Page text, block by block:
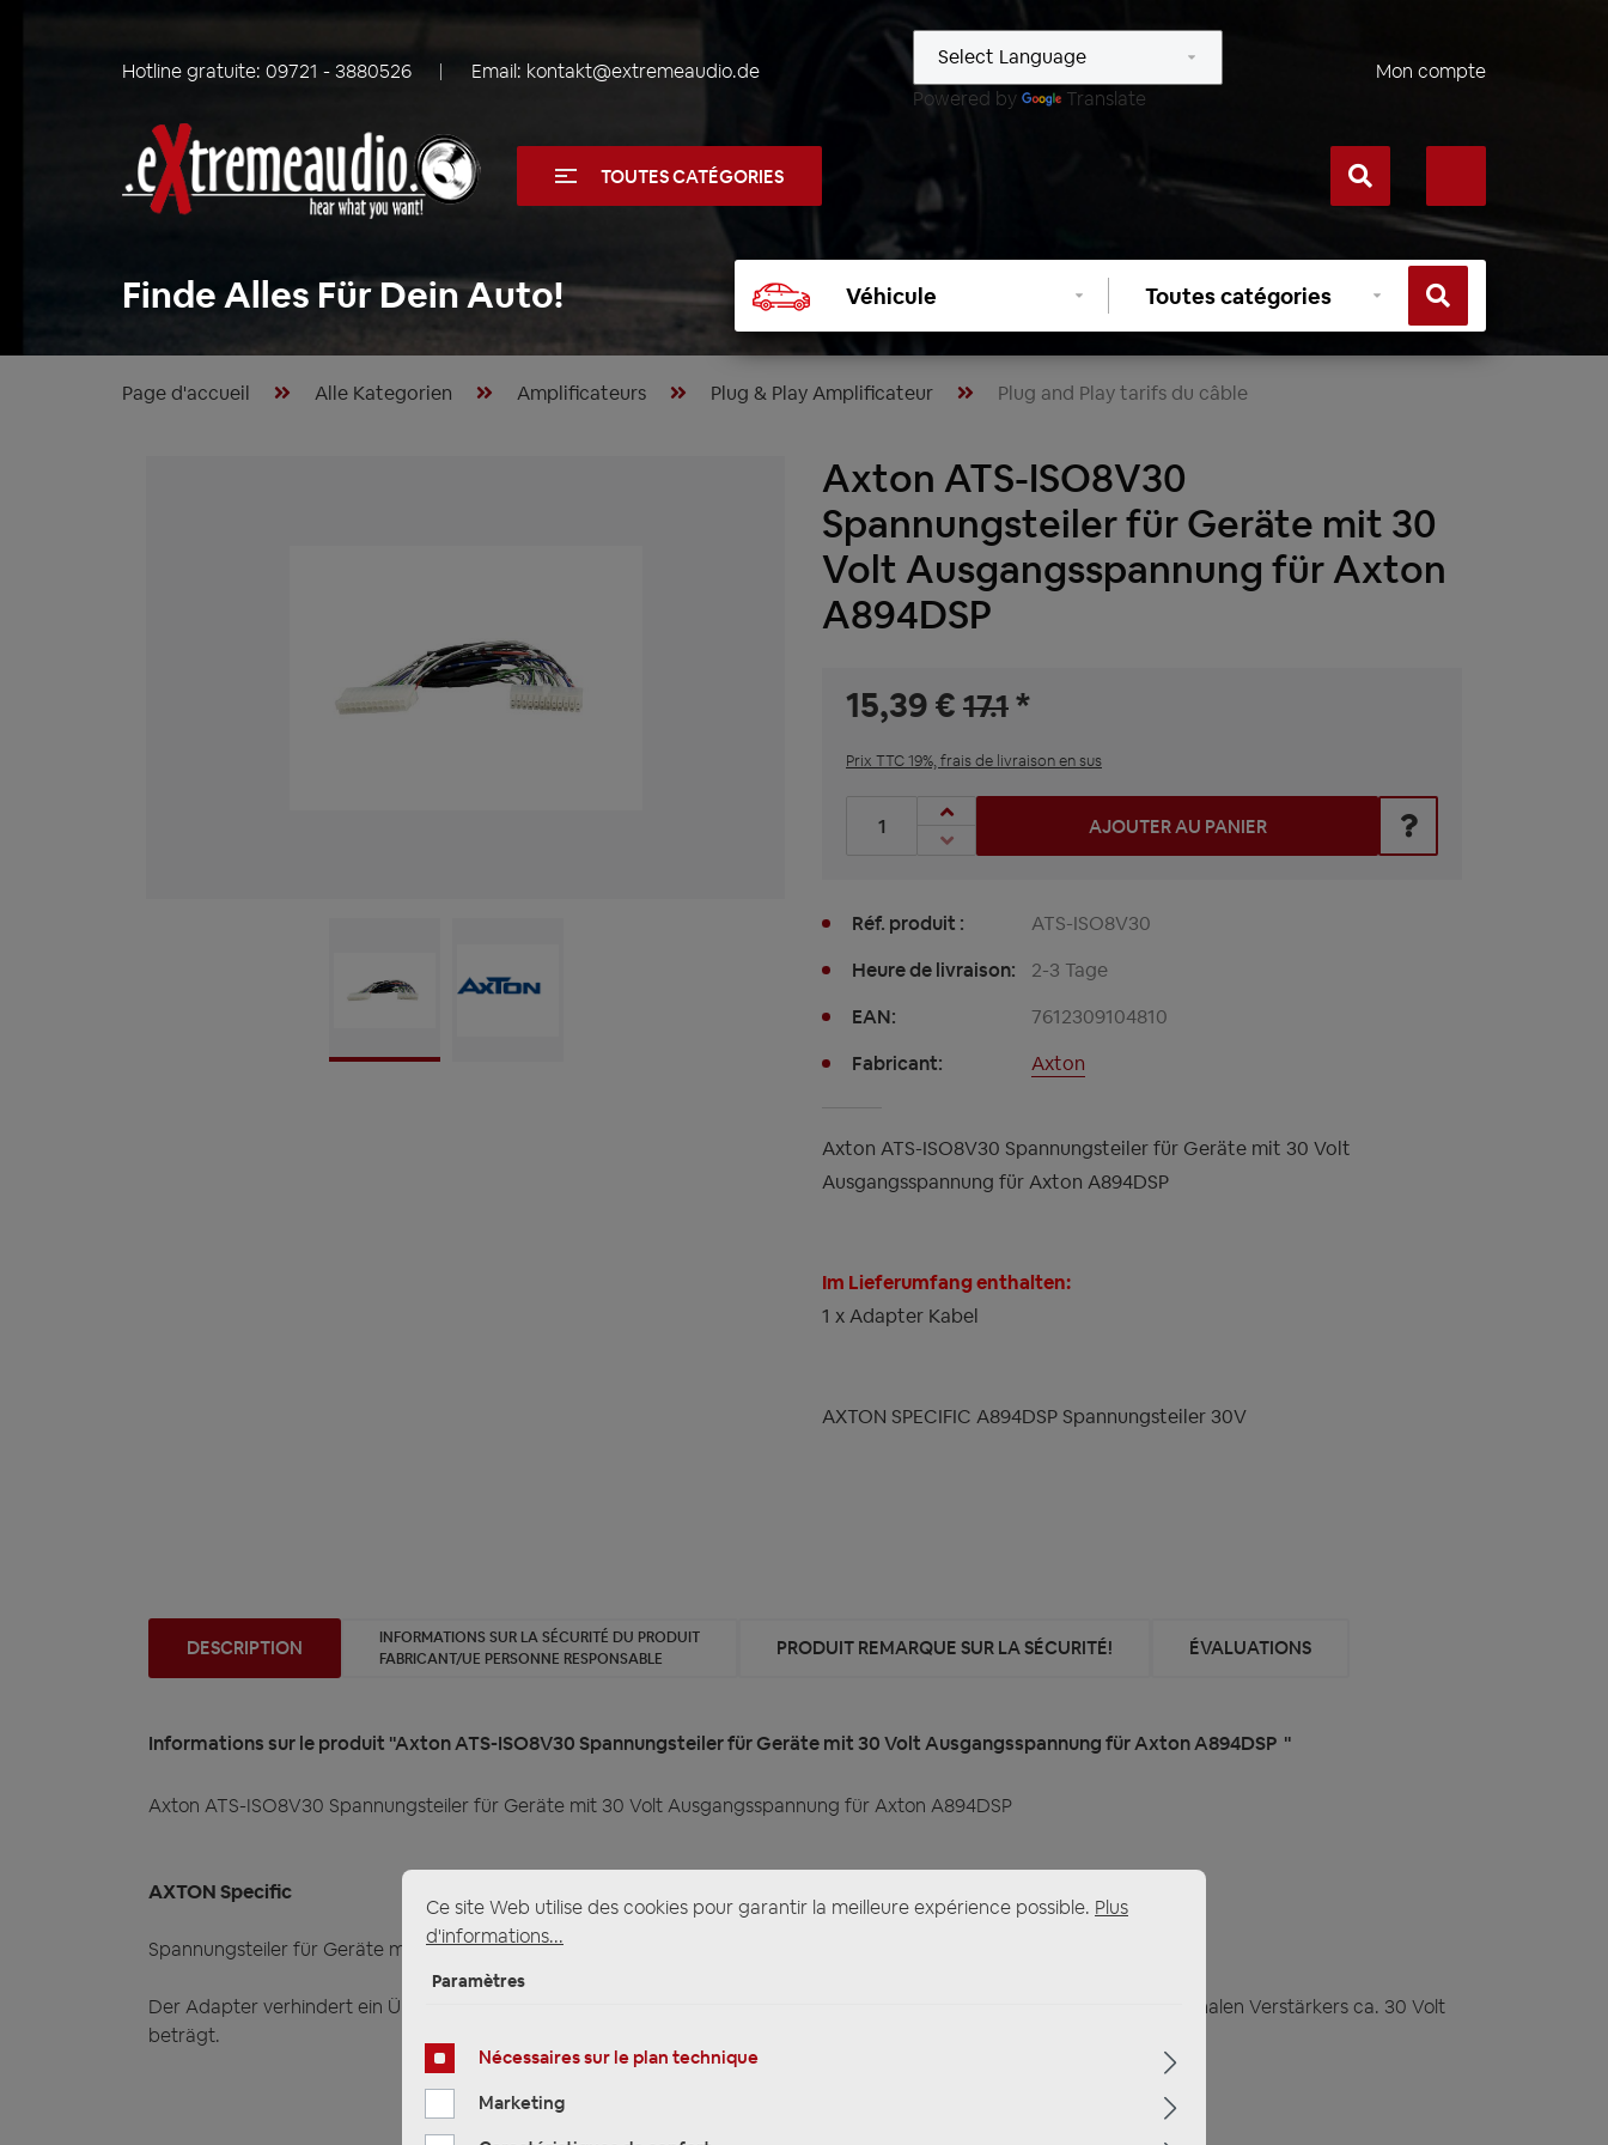
Hotline gratuite: 09721 - 3880526 Email: kontakt@extremeaudio.de
Powered by
Translate
Mon compte
TOUTES CATÉGORIES
Finde Alles Für Dein Auto!
un
véhicule
Sélectionner
catégorie
Page d'accueil Alle Kategorien Amplificateurs Plug & Play Amplificateur Plug and Play tarifs du câble
Axton ATS-ISO8V30
Spannungsteiler für Geräte mit 30
Volt Ausgangsspannung für Axton
A894DSP
15,39 € 17.1*
Prix TTC 19%, frais de livraison en sus
Nombre de produits : entrez la valeur souhaitée ou utilisez les boutons pour augmenter
AJOUTER AU PANIER
Réf. produit :
ATS-ISO8V30
Heure de livraison:
2-3 Tage
EAN:
7612309104810
Fabricant:
Axton
Axton ATS-ISO8V30 Spannungsteiler für Geräte mit 30 Volt
Ausgangsspannung für Axton A894DSP
Im Lieferumfang enthalten:
1 x Adapter Kabel
AXTON SPECIFIC A894DSP Spannungsteiler 30V
DESCRIPTION
INFORMATIONS SUR LA SÉCURITÉ DU PRODUIT
FABRICANT/UE PERSONNE RESPONSABLE
PRODUIT REMARQUE SUR LA SÉCURITÉ! ÉVALUATIONS
Informations sur le produit "Axton ATS-ISO8V30 Spannungsteiler für Geräte mit 30 Volt Ausgangsspannung für Axton A894DSP "
Axton ATS-ISO8V30 Spannungsteiler für Geräte mit 30 Volt Ausgangsspannung für Axton A894DSP
AXTON Specific
Spannungsteiler für Geräte mit 30 Volt Ausgangsspannung.
Der Adapter verhindert ein Übersteuern des Eingangssignals, wenn die Ausgangsspannung des Autoradios bzw. des originalen Verstärkers ca. 30 Volt
beträgt.
Ce site Web utilise des cookies pour garantir la meilleure expérience possible. Plus
d'informations...
Paramètres
Nécessaires sur le plan technique
Marketing